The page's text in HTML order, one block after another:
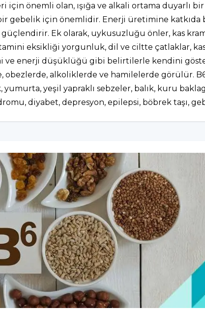
için önemli olan, ışığa ve alkali ortama duyarlı
bir gebelik için önemlidir. Enerji üretimine
Ek olarak, uykusuzluğu önler, kas
eksikliği yorgunluk, dil ve ciltte çatlaklar,
ve enerji düşüklüğü gibi belirtilerle kendini
obezlerde, alkoliklerde ve hamilelerde görülür.
yumurta, yeşil yapraklı sebzeler, balık, kuru
diyabet, depresyon, epilepsi, böbrek taşı,